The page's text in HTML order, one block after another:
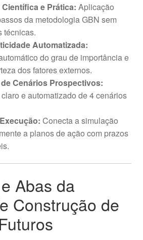
e Prática: Aplicação
da metodologia GBN sem
técnicas.
Automatizada:
do grau de importância e
dos fatores externos.
Cenários Prospectivos:
e automatizado de 4 cenários
Conecta a simulação
a planos de ação com prazos
Abas da
Construção de